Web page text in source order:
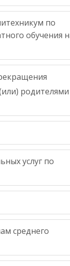
по
обучения
родителями
услуг по
среднего